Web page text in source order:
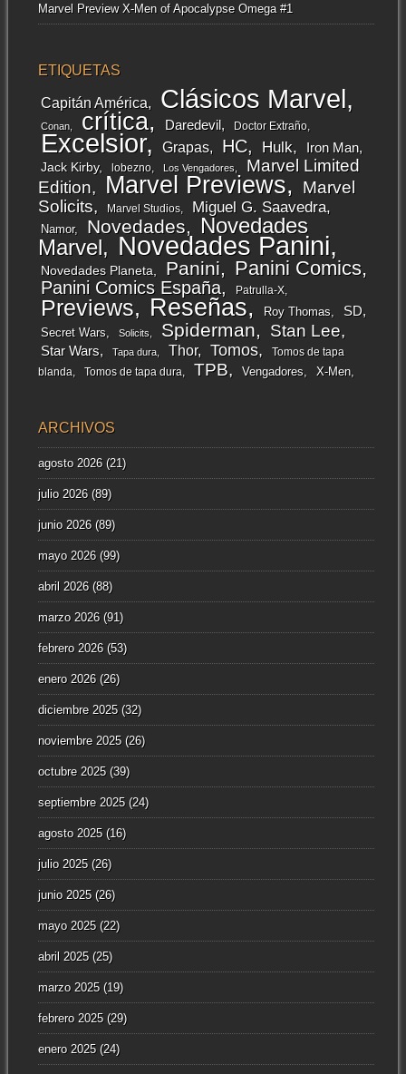
Marvel Preview X-Men of Apocalypse Omega #1
ETIQUETAS
Capitán América Clásicos Marvel
Conan crítica Daredevil Doctor Extraño
Excelsior Grapas HC Hulk Iron Man
Jack Kirby lobezno Los Vengadores
Marvel Limited
Edition
Marvel Previews
Marvel
Solicits
Marvel Studios Miguel G. Saavedra
Namor Novedades
Novedades
Marvel
Novedades Panini
Novedades Planeta Panini Panini Comics
Panini Comics España Patrulla-X
Previews Reseñas Roy Thomas SD
Secret Wars Solicits Spiderman Stan Lee
Star Wars Tapa dura Thor Tomos
Tomos de tapa
blanda
Tomos de tapa dura TPB Vengadores X-Men
ARCHIVOS
agosto 2026(21)
julio 2026(89)
junio 2026(89)
mayo 2026(99)
abril 2026(88)
marzo 2026(91)
febrero 2026(53)
enero 2026(26)
diciembre 2025(32)
noviembre 2025(26)
octubre 2025(39)
septiembre 2025(24)
agosto 2025(16)
julio 2025(26)
junio 2025(26)
mayo 2025(22)
abril 2025(25)
marzo 2025(19)
febrero 2025(29)
enero 2025(24)